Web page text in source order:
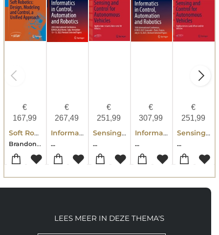
€
167,99
Soft Robotics: Design, Modeling And Control, A Unified Approach
Brandon Caasenbrood-Alexander Pogromsky-Henk Nijmeijer
€
267,49
Informatics in Control, Automation and Robotics
...
€
251,99
Sensing And Control For Autonomous Vehicles
...
€
307,99
Informatics In Control, Automation And Robotics
...
€
251,99
Sensing And Control For Autonomous Vehicles
...
LEES MEER IN DEZE THEMA'S